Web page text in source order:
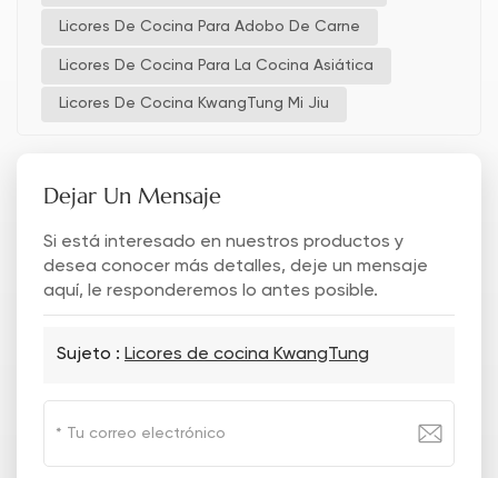
Licores De Cocina Para Adobo De Carne
Licores De Cocina Para La Cocina Asiática
Licores De Cocina KwangTung Mi Jiu
Dejar Un Mensaje
Si está interesado en nuestros productos y
desea conocer más detalles, deje un mensaje
aquí, le responderemos lo antes posible.
Sujeto : Licores de cocina KwangTung